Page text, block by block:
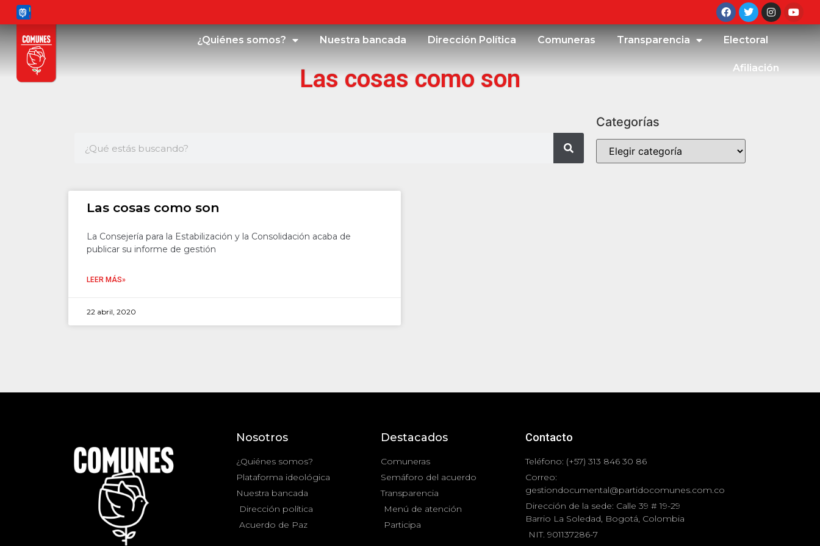
¿Quiénes somos? Nuestra bancada Dirección Política Comuneras Transparencia Electoral
Afiliación
Las cosas como son
Categorías
Las cosas como son
La Consejería para la Estabilización y la Consolidación acaba de
publicar su informe de gestión
LEER MÁS»
22 abril, 2020
Nosotros
¿Quiénes somos?
Plataforma ideológica
Nuestra bancada
Dirección política
Acuerdo de Paz
Destacados
Comuneras
Semáforo del acuerdo
Transparencia
Menú de atención
Participa
Contacto
Teléfono: (+57) 313 846 30 86
Correo:
gestiondocumental@partidocomunes.com.co
Dirección de la sede: Calle 39 # 19-29
Barrio La Soledad, Bogotá, Colombia
NIT. 901137286-7